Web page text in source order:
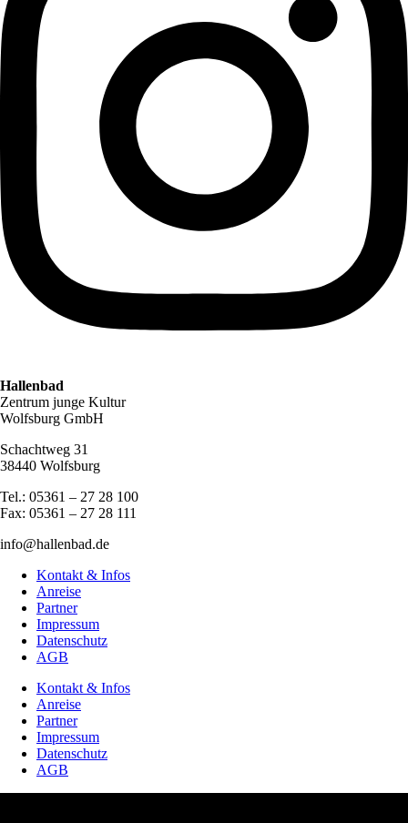
Hallenbad
Zentrum junge Kultur
Wolfsburg GmbH
Schachtweg 31
38440 Wolfsburg
Tel.: 05361 – 27 28 100
Fax: 05361 – 27 28 111
info@hallenbad.de
Kontakt & Infos
Anreise
Partner
Impressum
Datenschutz
AGB
Kontakt & Infos
Anreise
Partner
Impressum
Datenschutz
AGB